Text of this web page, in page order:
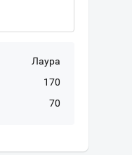
Лаура
170
70